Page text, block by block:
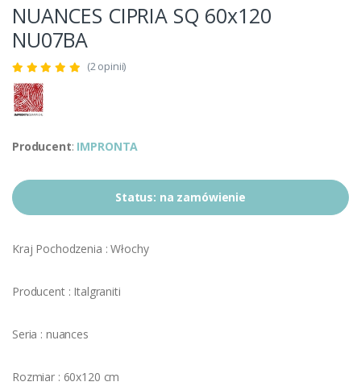
NUANCES CIPRIA SQ 60x120
NU07BA
(2 opinii)
Producent: IMPRONTA
Status: na zamówienie
Kraj Pochodzenia : Włochy
Producent : Italgraniti
Seria : nuances
Rozmiar : 60x120 cm